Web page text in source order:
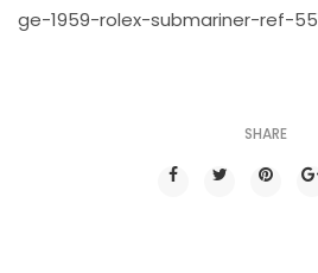
ge-1959-rolex-submariner-ref-
SHARE